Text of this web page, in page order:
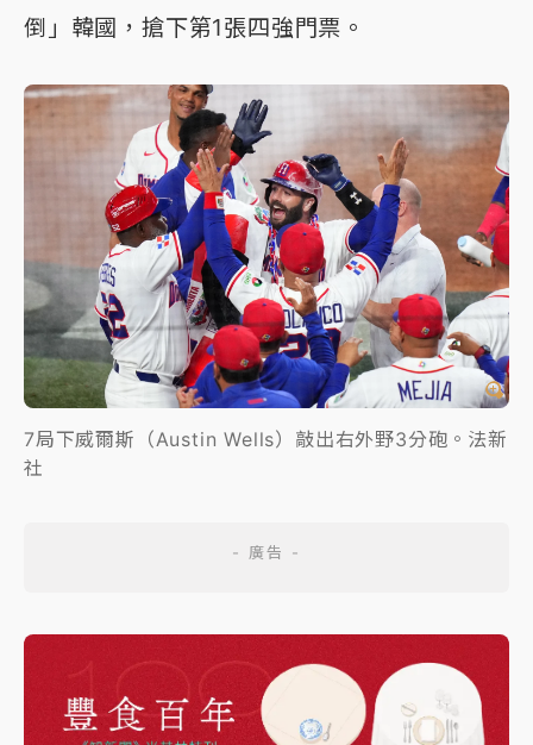
倒」韓國，搶下第1張四強門票。
7局下威爾斯（Austin Wells）敲出右外野3分砲。法新
社